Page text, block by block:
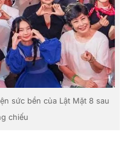
sức bền của Lật Mặt 8 sau
chiếu